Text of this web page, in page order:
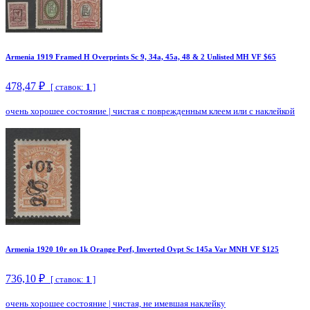
Armenia 1919 Framed H Overprints Sc 9, 34a, 45a, 48 & 2 Unlisted MH VF $65
478,47 ₽ [ ставок: 1 ]
очень хорошее состояние | чистая с поврежденным клеем или с наклейкой
Armenia 1920 10r on 1k Orange Perf, Inverted Ovpt Sc 145a Var MNH VF $125
736,10 ₽ [ ставок: 1 ]
очень хорошее состояние | чистая, не имевшая наклейку